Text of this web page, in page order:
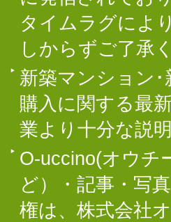
タイムラグによ
しからずご了承
新築マンション･
購入に関する最
業より十分な説
O-uccino(オウチ
ど）・記事・写
権は、株式会社